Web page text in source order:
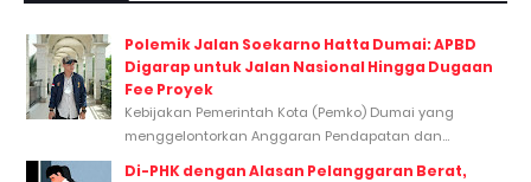
Polemik Jalan Soekarno Hatta Dumai: APBD
Digarap untuk Jalan Nasional Hingga Dugaan
Fee Proyek
Kebijakan Pemerintah Kota (Pemko) Dumai yang
menggelontorkan Anggaran Pendapatan dan...
Di-PHK dengan Alasan Pelanggaran Berat,